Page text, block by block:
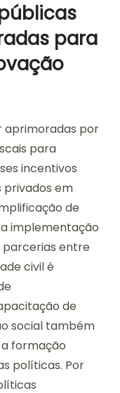
para
aprimoradas por
para
incentivos
em
de
implementação
parcerias entre
civil é
de
social também
formação
políticas. Por